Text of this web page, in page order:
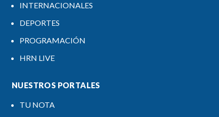
INTERNACIONALES
DEPORTES
PROGRAMACIÓN
HRN LIVE
NUESTROS PORTALES
TU NOTA